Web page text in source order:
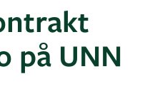
på UNN